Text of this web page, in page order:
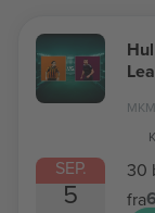
SEP.
5
30
fra